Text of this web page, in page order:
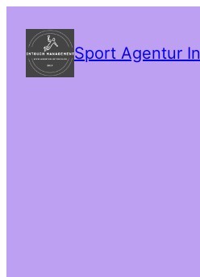
Inhalt
springen
Sport Agentur